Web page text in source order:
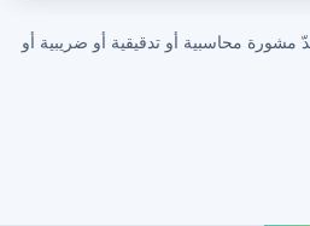
مشورة محاسبية أو تدقيقية أو ضريبية أو